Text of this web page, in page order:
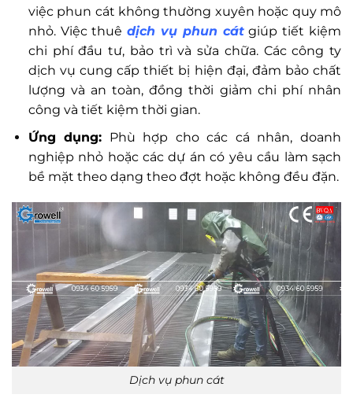
việc phun cát không thường xuyên hoặc quy mô
nhỏ. Việc thuêdịch vụ phun cátgiúp tiết kiệm
chi phí đầu tư, bảo trì và sửa chữa. Các công ty
dịch vụ cung cấp thiết bị hiện đại, đảm bảo chất
lượng và an toàn, đồng thời giảm chi phí nhân
công và tiết kiệm thời gian.
Ứng dụng: Phù hợp cho các cá nhân, doanh
nghiệp nhỏ hoặc các dự án có yêu cầu làm sạch
bề mặt theo dạng theo đợt hoặc không đều đặn.
Dịch vụ phun cát